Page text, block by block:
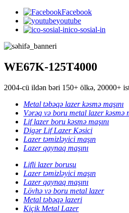
Facebook
youtube
ico-sosial-in
WE67K-125T4000
2004-cü ildən bəri 150+ ölkə, 20000+
Metal təbəqə lazer kəsmə maşını
Vərəq və boru metal lazer kəsmə
Lif lazer boru kəsmə maşını
Digər Lif Lazer Kəsici
Lazer təmizləyici maşın
Lazer qaynaq maşını
Lifli lazer borusu
Lazer təmizləyici maşın
Lazer qaynaq maşını
Lövhə və boru metal lazer
Metal təbəqə lazeri
Kiçik Metal Lazer